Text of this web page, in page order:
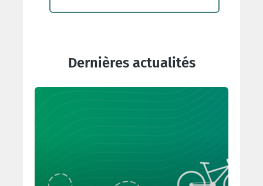
Dernières actualités